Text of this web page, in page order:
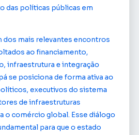
das políticas públicas em
dos mais relevantes encontros
ao financiamento,
infraestrutura e integração
se posiciona de forma ativa ao
executivos do sistema
de infraestruturas
o comércio global. Esse diálogo
para que o estado